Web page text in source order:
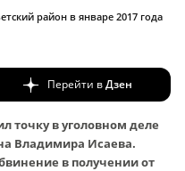
район в январе 2017 года
Перейти вДзен
точку в уголовном деле
Владимира Исаева.
в получении от